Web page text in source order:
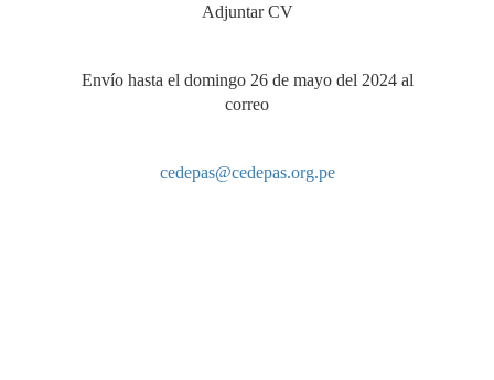
Adjuntar CV
Envío hasta el domingo 26 de mayo del 2024 al
correo
cedepas@cedepas.org.pe